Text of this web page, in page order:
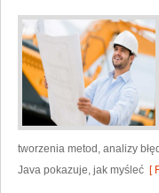
tworzenia metod, analizy
Java pokazuje, jak myśleć [